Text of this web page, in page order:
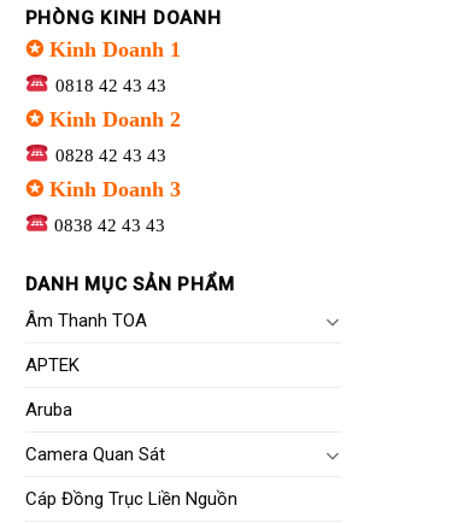
PHÒNG KINH DOANH
✪ Kinh Doanh 1
0818 42 43 43
✪ Kinh Doanh 2
0828 42 43 43
✪ Kinh Doanh 3
0838 42 43 43
DANH MỤC SẢN PHẨM
Âm Thanh TOA
APTEK
Aruba
Camera Quan Sát
Cáp Đồng Trục Liền Nguồn